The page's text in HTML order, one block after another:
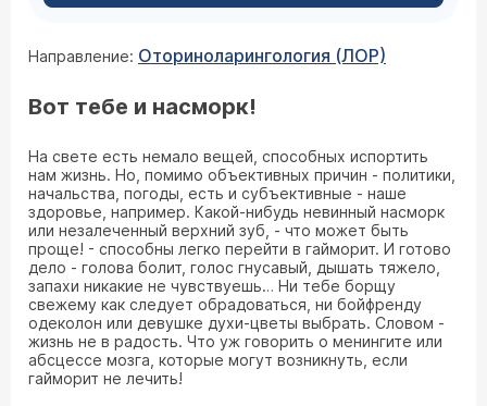
Направление: Оториноларингология (ЛОР)
Вот тебе и насморк!
На свете есть немало вещей, способных испортить
нам жизнь. Но, помимо объективных причин - политики,
начальства, погоды, есть и субъективные - наше
здоровье, например. Какой-нибудь невинный насморк
или незалеченный верхний зуб, - что может быть
проще! - способны легко перейти в гайморит. И готово
дело - голова болит, голос гнусавый, дышать тяжело,
запахи никакие не чувствуешь… Ни тебе борщу
свежему как следует обрадоваться, ни бойфренду
одеколон или девушке духи-цветы выбрать. Словом -
жизнь не в радость. Что уж говорить о менингите или
абсцессе мозга, которые могут возникнуть, если
гайморит не лечить!